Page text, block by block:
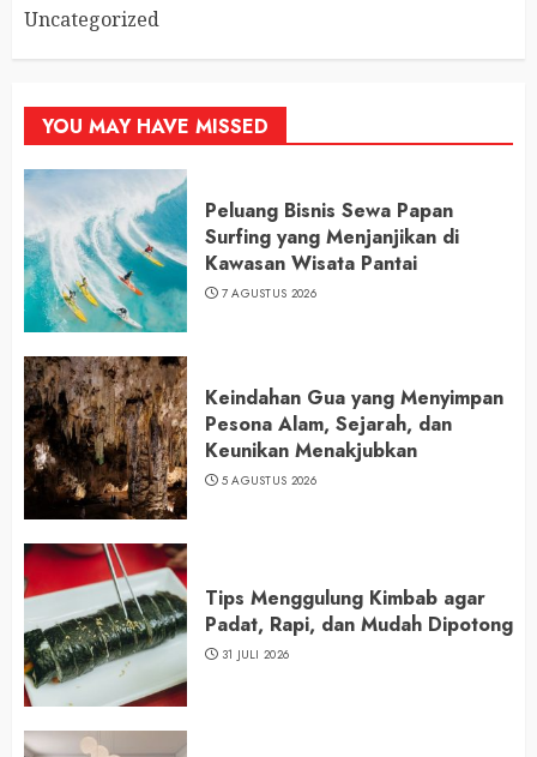
Uncategorized
YOU MAY HAVE MISSED
Peluang Bisnis Sewa Papan
Surfing yang Menjanjikan di
Kawasan Wisata Pantai
7 AGUSTUS 2026
Keindahan Gua yang Menyimpan
Pesona Alam, Sejarah, dan
Keunikan Menakjubkan
5 AGUSTUS 2026
Tips Menggulung Kimbab agar
Padat, Rapi, dan Mudah Dipotong
31 JULI 2026